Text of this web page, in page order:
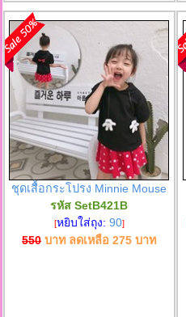
ชุดเสื้อกระโปรง Minnie Mouse
รหัส SetB421B
[หยิบใส่ถุง: 90]
550บาท ลดเหลือ275 บาท